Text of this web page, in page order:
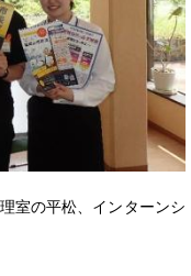
室の平松、インターンシ